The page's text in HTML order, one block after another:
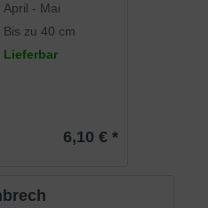
April - Mai
Bis zu 40 cm
Lieferbar
6,10 € *